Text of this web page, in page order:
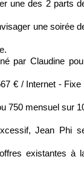
une des 2 parts
une soirée
par Claudine
€ / Internet - Fixe
750 mensuel sur
Jean Phi
existantes à